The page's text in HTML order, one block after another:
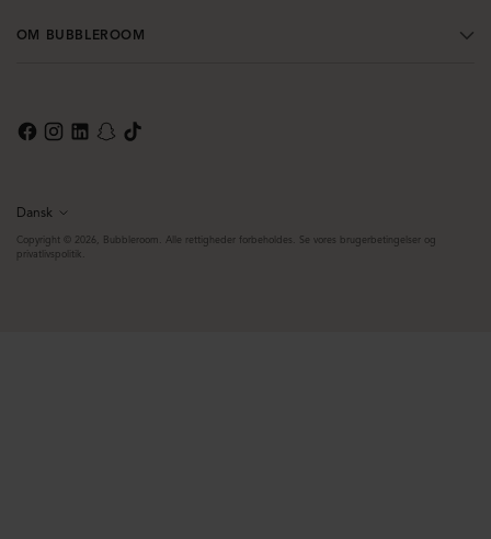
OM BUBBLEROOM
Sprog
Dansk
Copyright © 2026, Bubbleroom. Alle rettigheder forbeholdes. Se vores brugerbetingelser og
privatlivspolitik.